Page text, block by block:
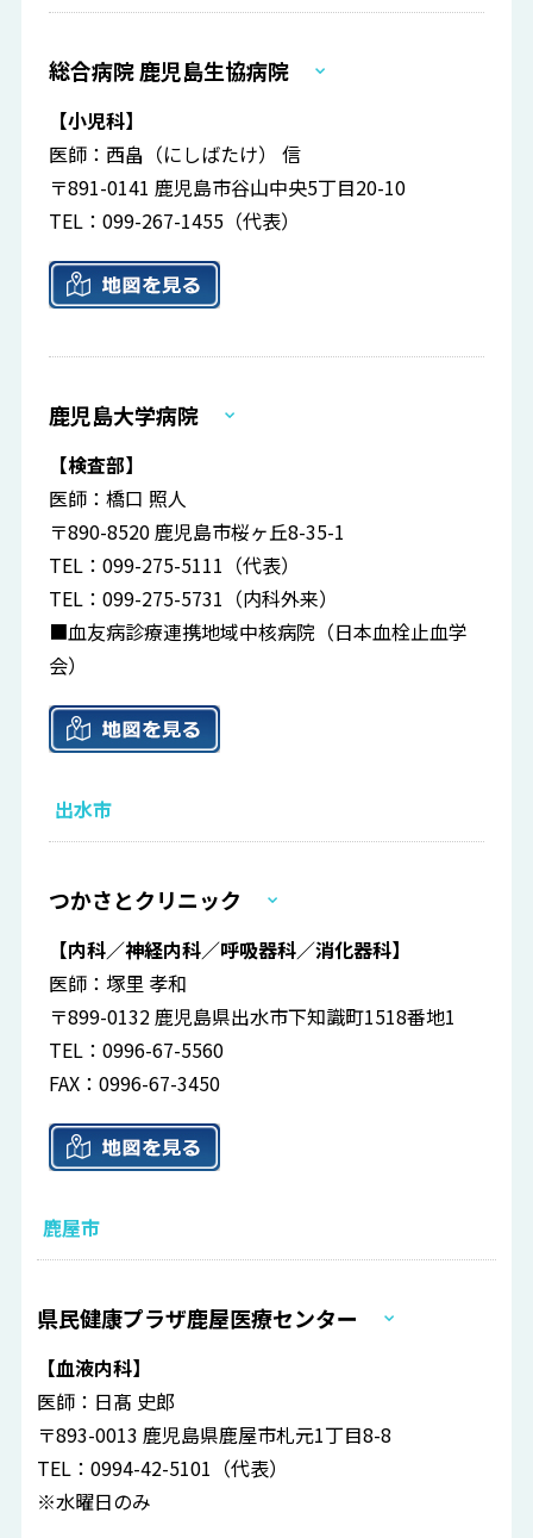
総合病院 鹿児島生協病院
【小児科】
医師：西畠（にしばたけ） 信
〒891-0141 鹿児島市谷山中央5丁目20-10
TEL：099-267-1455（代表）
鹿児島大学病院
【検査部】
医師：橋口 照人
〒890-8520 鹿児島市桜ヶ丘8-35-1
TEL：099-275-5111（代表）
TEL：099-275-5731（内科外来）
■血友病診療連携地域中核病院（日本血栓止血学
会）
出水市
つかさとクリニック
【内科／神経内科／呼吸器科／消化器科】
医師：塚里 孝和
〒899-0132 鹿児島県出水市下知識町1518番地1
TEL：0996-67-5560
FAX：0996-67-3450
鹿屋市
県民健康プラザ鹿屋医療センター
【血液内科】
医師：日髙 史郎
〒893-0013 鹿児島県鹿屋市札元1丁目8-8
TEL：0994-42-5101（代表）
※水曜日のみ